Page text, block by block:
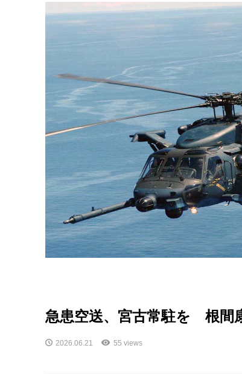
急患空送、宮古常駐を 根間
2026.06.21 55 views